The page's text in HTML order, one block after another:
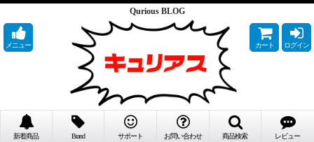
Qurious BLOG
メニュー カート ログイン
新着商品 Brand サポート お問い合わせ 商品検索 レビュー